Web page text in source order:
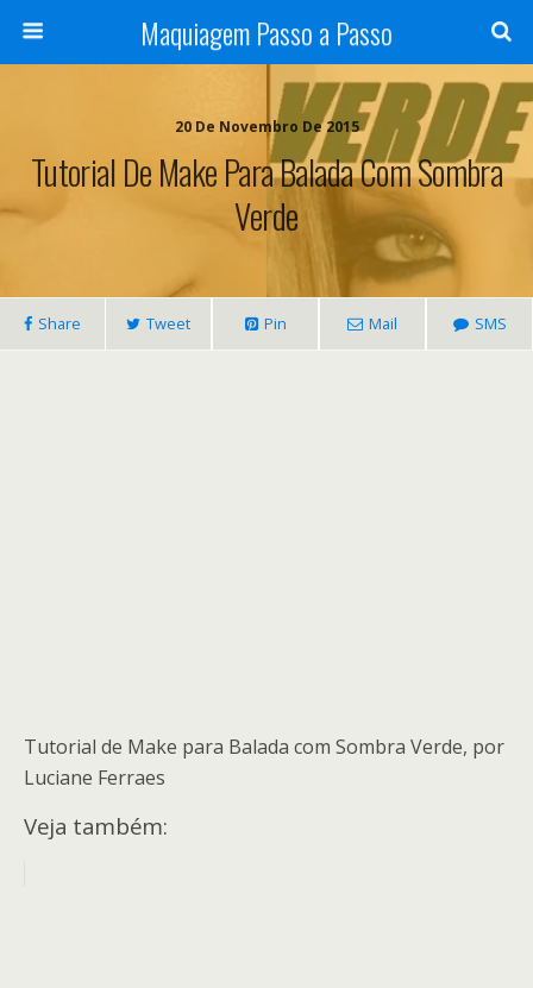
Maquiagem Passo a Passo
20 De Novembro De 2015
Tutorial De Make Para Balada Com Sombra
Verde
Share Tweet Pin Mail SMS
Tutorial de Make para Balada com Sombra Verde, por
Luciane Ferraes
Veja também: